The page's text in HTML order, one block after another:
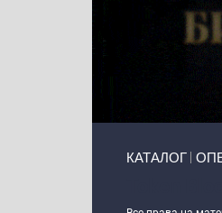
КАТАЛОГ